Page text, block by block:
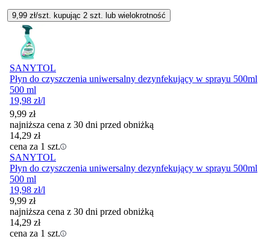
9,99 zł/szt. kupując 2 szt. lub wielokrotność
SANYTOL
Płyn do czyszczenia uniwersalny dezynfekujący w sprayu 500ml
500 ml
19,98 zł/l
9,99 zł
najniższa cena z 30 dni przed obniżką
14,29 zł
cena za 1 szt.
SANYTOL
Płyn do czyszczenia uniwersalny dezynfekujący w sprayu 500ml
500 ml
19,98 zł/l
9,99 zł
najniższa cena z 30 dni przed obniżką
14,29 zł
cena za 1 szt.